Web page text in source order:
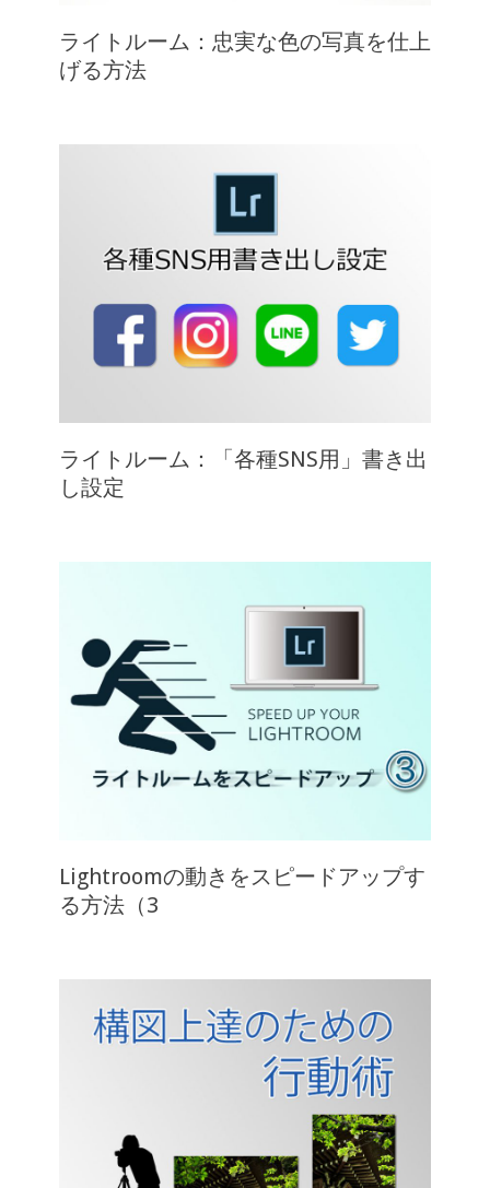
ライトルーム：忠実な色の写真を仕上
げる方法
ライトルーム：「各種SNS用」書き出
し設定
Lightroomの動きをスピードアップす
る方法（3